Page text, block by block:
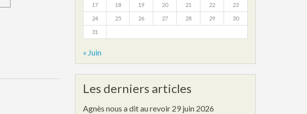
17 18 19 20 21 22 23
24 25 26 27 28 29 30
31
« Juin
Les derniers articles
Agnès nous a dit au revoir 29 juin 2026